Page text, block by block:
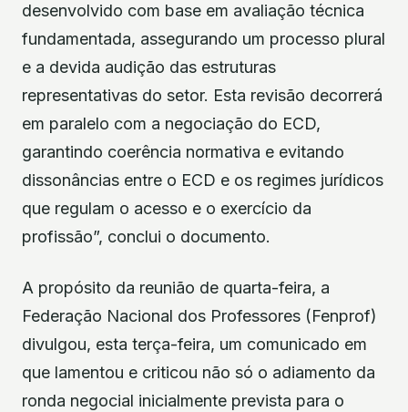
desenvolvido com base em avaliação técnica
fundamentada, assegurando um processo plural
e a devida audição das estruturas
representativas do setor. Esta revisão decorrerá
em paralelo com a negociação do ECD,
garantindo coerência normativa e evitando
dissonâncias entre o ECD e os regimes jurídicos
que regulam o acesso e o exercício da
profissão”, conclui o documento.
A propósito da reunião de quarta-feira, a
Federação Nacional dos Professores (Fenprof)
divulgou, esta terça-feira, um comunicado em
que lamentou e criticou não só o adiamento da
ronda negocial inicialmente prevista para o